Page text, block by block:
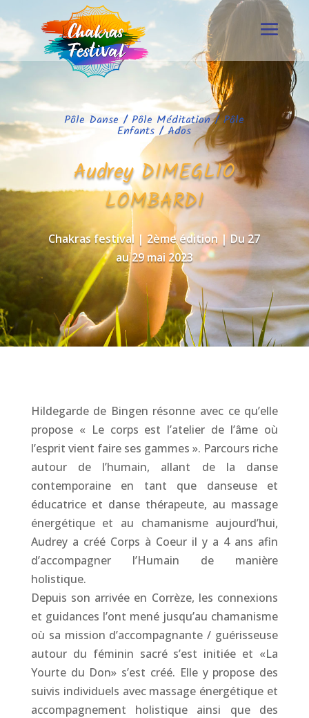
Pôle Danse /Pôle Méditation/Pôle
Enfants / Ados
Audrey DIMEGLIO
LOMBARDI
Chakras festival | 2ème édition | Du 27
au 29 mai 2023
Hildegarde de Bingen résonne avec ce qu’elle
propose « Le corps est l’atelier de l’âme où
l’esprit vient faire ses gammes ». Parcours riche
autour de l’humain, allant de la danse
contemporaine en tant que danseuse et
éducatrice et danse thérapeute, au massage
énergétique et au chamanisme aujourd’hui,
Audrey a créé Corps à Coeur il y a 4 ans afin
d’accompagner l’Humain de manière
holistique.
Depuis son arrivée en Corrèze, les connexions
et guidances l’ont mené jusqu’au chamanisme
où sa mission d’accompagnante / guérisseuse
autour du féminin sacré s’est initiée et «La
Yourte du Don» s’est créé. Elle y propose des
suivis individuels avec massage énergétique et
accompagnement holistique ainsi que des